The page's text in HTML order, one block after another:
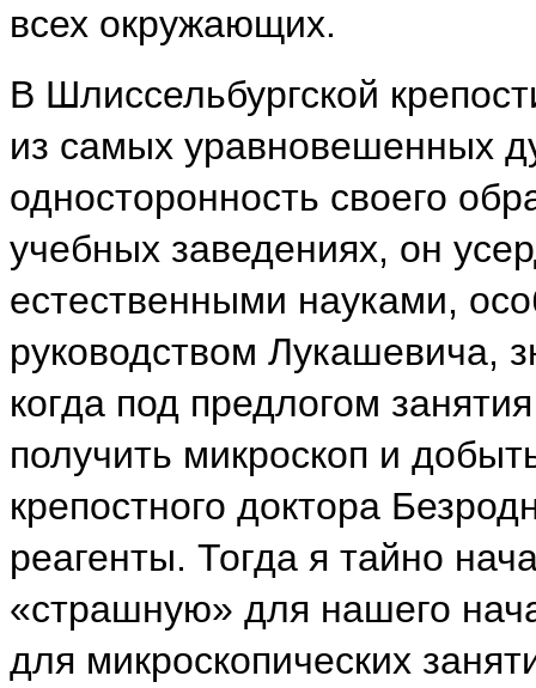
всех окружающих.
В Шлиссельбургской
из самых уравновешенных
односторонность своего
учебных заведениях, он
естественными науками,
руководством Лукашевича,
когда под предлогом
получить микроскоп и
крепостного доктора
реагенты. Тогда я тайно
«страшную» для нашего
для микроскопических